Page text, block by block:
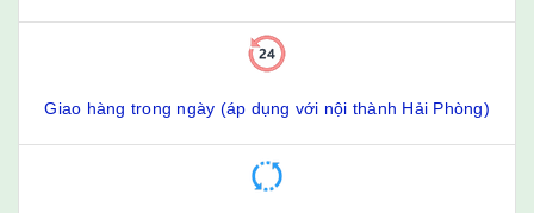
Giao hàng trong ngày (áp dụng với nội thành Hải Phòng)